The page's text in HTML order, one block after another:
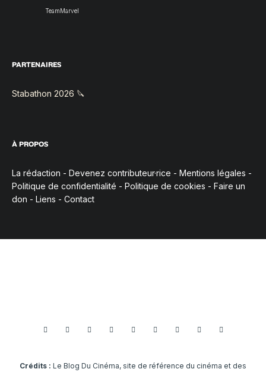
TeamMarvel
PARTENAIRES
Stabathon 2026 🔪
À PROPOS
La rédaction - Devenez contributeur·rice - Mentions légales -
Politique de confidentialité - Politique de cookies - Faire un
don - Liens - Contact
Crédits : Le Blog Du Cinéma, site de référence du cinéma et des